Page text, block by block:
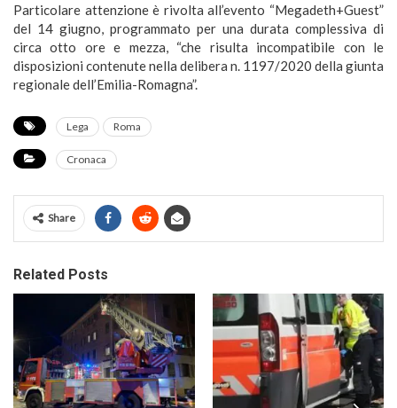
Particolare attenzione è rivolta all’evento “Megadeth+Guest”
del 14 giugno, programmato per una durata complessiva di
circa otto ore e mezza, “che risulta incompatibile con le
disposizioni contenute nella delibera n. 1197/2020 della giunta
regionale dell’Emilia-Romagna”.
Lega Roma
Cronaca
Share
Related Posts